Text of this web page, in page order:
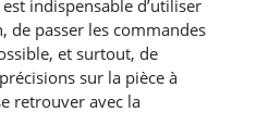
indispensable d’utiliser
de passer les commandes
et surtout, de
sur la pièce à
retrouver avec la